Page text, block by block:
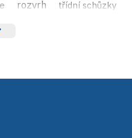
rozvrh třídní schůzky